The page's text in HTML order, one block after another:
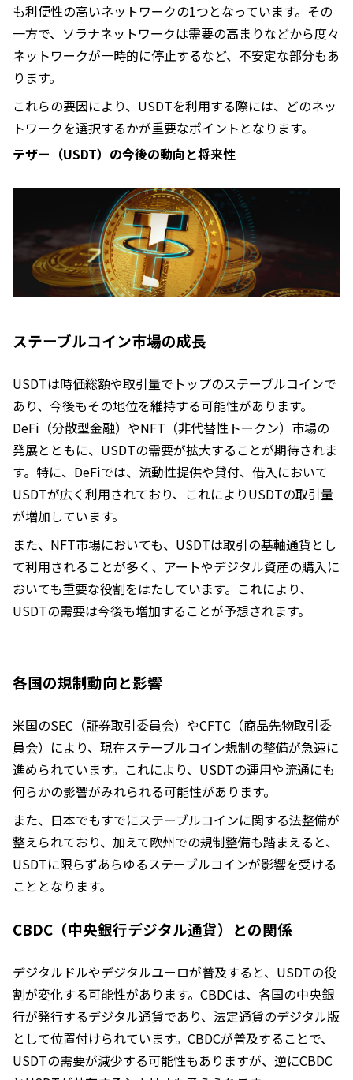
も利便性の高いネットワークの1つとなっています。その
一方で、ソラナネットワークは需要の高まりなどから度々
ネットワークが一時的に停止するなど、不安定な部分もあ
ります。
これらの要因により、USDTを利用する際には、どのネッ
トワークを選択するかが重要なポイントとなります。
テザー（USDT）の今後の動向と将来性
ステーブルコイン市場の成長
USDTは時価総額や取引量でトップのステーブルコインで
あり、今後もその地位を維持する可能性があります。
DeFi（分散型金融）やNFT（非代替性トークン）市場の
発展とともに、USDTの需要が拡大することが期待されま
す。特に、DeFiでは、流動性提供や貸付、借入において
USDTが広く利用されており、これによりUSDTの取引量
が増加しています。
また、NFT市場においても、USDTは取引の基軸通貨とし
て利用されることが多く、アートやデジタル資産の購入に
おいても重要な役割をはたしています。これにより、
USDTの需要は今後も増加することが予想されます。
各国の規制動向と影響
米国のSEC（証券取引委員会）やCFTC（商品先物取引委
員会）により、現在ステーブルコイン規制の整備が急速に
進められています。これにより、USDTの運用や流通にも
何らかの影響がみれられる可能性があります。
また、日本でもすでにステーブルコインに関する法整備が
整えられており、加えて欧州での規制整備も踏まえると、
USDTに限らずあらゆるステーブルコインが影響を受ける
こととなります。
CBDC（中央銀行デジタル通貨）との関係
デジタルドルやデジタルユーロが普及すると、USDTの役
割が変化する可能性があります。CBDCは、各国の中央銀
行が発行するデジタル通貨であり、法定通貨のデジタル版
として位置付けられています。CBDCが普及することで、
USDTの需要が減少する可能性もありますが、逆にCBDC